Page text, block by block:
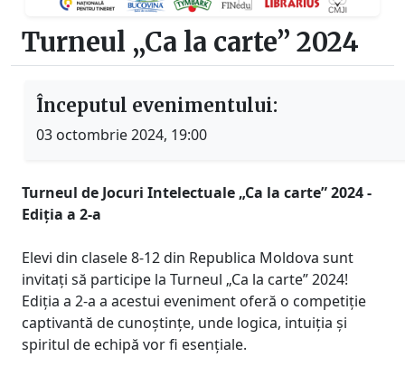
Turneul „Ca la carte” 2024
Începutul evenimentului:
03 octombrie 2024, 19:00
Turneul de Jocuri Intelectuale „Ca la carte” 2024 -
Ediția a 2-a
Elevi din clasele 8-12 din Republica Moldova sunt
invitați să participe la Turneul „Ca la carte” 2024!
Ediția a 2-a a acestui eveniment oferă o competiție
captivantă de cunoștințe, unde logica, intuiția și
spiritul de echipă vor fi esențiale.